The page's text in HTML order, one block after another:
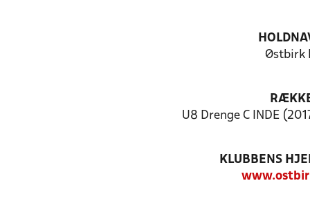
Østbirk
U8 Drenge C INDE
KLUBBENS